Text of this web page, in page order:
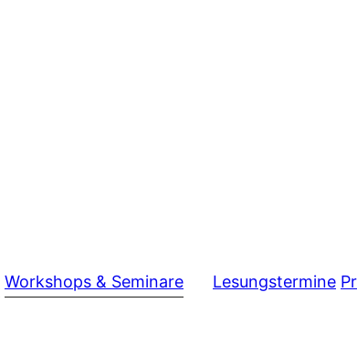
Workshops & Seminare Lesungstermine